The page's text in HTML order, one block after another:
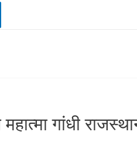
गांधी